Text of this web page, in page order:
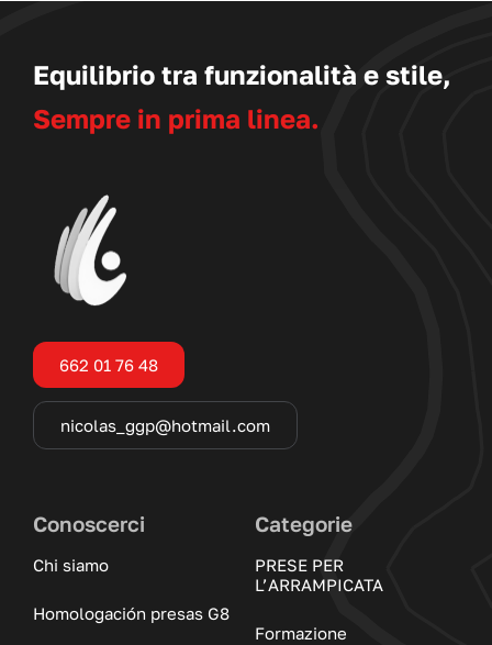
Equilibrio tra funzionalità e stile,
Sempre in prima linea.
662 01 76 48
nicolas_ggp@hotmail.com
Conoscerci
Chi siamo
Homologación presas G8
Categorie
PRESE PER
L’ARRAMPICATA
Formazione